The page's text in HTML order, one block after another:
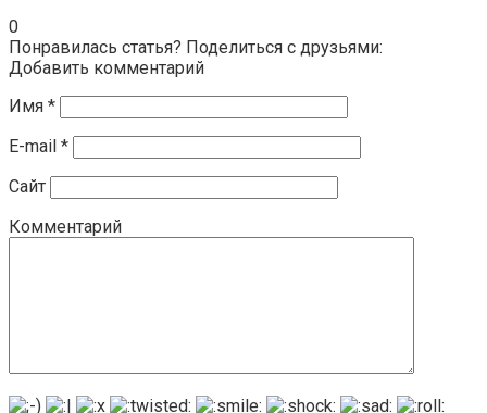
0
Понравилась статья? Поделиться с друзьями:
Добавить комментарий
Имя *
E-mail *
Сайт
Комментарий